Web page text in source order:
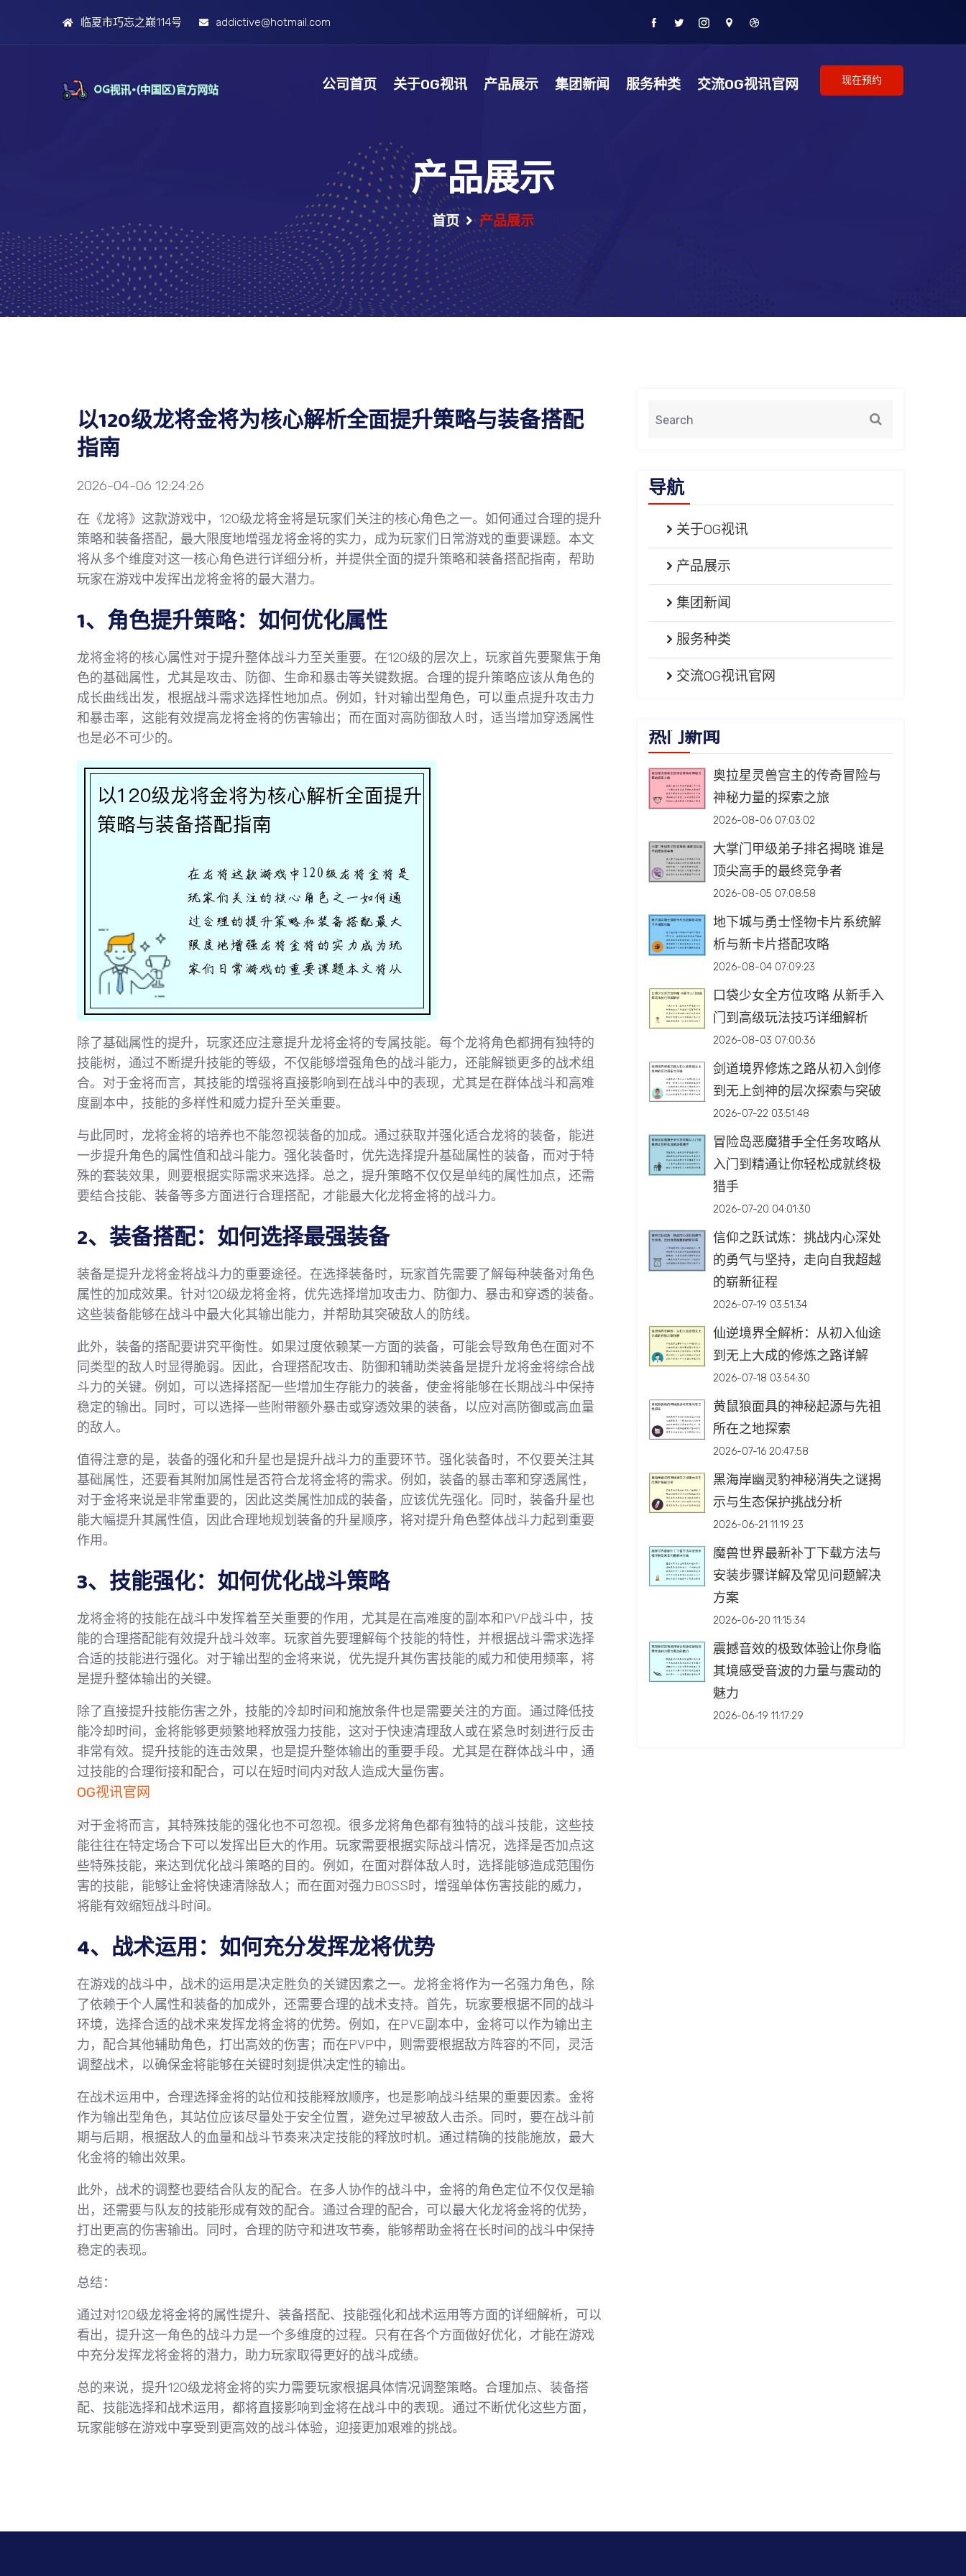
临夏市巧忘之巅114号 addictive@hotmail.com
公司首页 关于OG视讯 产品展示 集团新闻 服务种类 交流OG视讯官网 现在预约
产品展示
首页 产品展示
以120级龙将金将为核心解析全面提升策略与装备搭配
指南
2026-04-06 12:24:26
在《龙将》这款游戏中，120级龙将金将是玩家们关注的核心角色之一。如何通过合理的提升
策略和装备搭配，最大限度地增强龙将金将的实力，成为玩家们日常游戏的重要课题。本文
将从多个维度对这一核心角色进行详细分析，并提供全面的提升策略和装备搭配指南，帮助
玩家在游戏中发挥出龙将金将的最大潜力。
1、角色提升策略：如何优化属性
龙将金将的核心属性对于提升整体战斗力至关重要。在120级的层次上，玩家首先要聚焦于角
色的基础属性，尤其是攻击、防御、生命和暴击等关键数据。合理的提升策略应该从角色的
成长曲线出发，根据战斗需求选择性地加点。例如，针对输出型角色，可以重点提升攻击力
和暴击率，这能有效提高龙将金将的伤害输出；而在面对高防御敌人时，适当增加穿透属性
也是必不可少的。
除了基础属性的提升，玩家还应注意提升龙将金将的专属技能。每个龙将角色都拥有独特的
技能树，通过不断提升技能的等级，不仅能够增强角色的战斗能力，还能解锁更多的战术组
合。对于金将而言，其技能的增强将直接影响到在战斗中的表现，尤其是在群体战斗和高难
度副本中，技能的多样性和威力提升至关重要。
与此同时，龙将金将的培养也不能忽视装备的加成。通过获取并强化适合龙将的装备，能进
一步提升角色的属性值和战斗能力。强化装备时，优先选择提升基础属性的装备，而对于特
殊的套装效果，则要根据实际需求来选择。总之，提升策略不仅仅是单纯的属性加点，还需
要结合技能、装备等多方面进行合理搭配，才能最大化龙将金将的战斗力。
2、装备搭配：如何选择最强装备
装备是提升龙将金将战斗力的重要途径。在选择装备时，玩家首先需要了解每种装备对角色
属性的加成效果。针对120级龙将金将，优先选择增加攻击力、防御力、暴击和穿透的装备。
这些装备能够在战斗中最大化其输出能力，并帮助其突破敌人的防线。
此外，装备的搭配要讲究平衡性。如果过度依赖某一方面的装备，可能会导致角色在面对不
同类型的敌人时显得脆弱。因此，合理搭配攻击、防御和辅助类装备是提升龙将金将综合战
斗力的关键。例如，可以选择搭配一些增加生存能力的装备，使金将能够在长期战斗中保持
稳定的输出。同时，可以选择一些附带额外暴击或穿透效果的装备，以应对高防御或高血量
的敌人。
值得注意的是，装备的强化和升星也是提升战斗力的重要环节。强化装备时，不仅要关注其
基础属性，还要看其附加属性是否符合龙将金将的需求。例如，装备的暴击率和穿透属性，
对于金将来说是非常重要的，因此这类属性加成的装备，应该优先强化。同时，装备升星也
能大幅提升其属性值，因此合理地规划装备的升星顺序，将对提升角色整体战斗力起到重要
作用。
3、技能强化：如何优化战斗策略
龙将金将的技能在战斗中发挥着至关重要的作用，尤其是在高难度的副本和PVP战斗中，技
能的合理搭配能有效提升战斗效率。玩家首先要理解每个技能的特性，并根据战斗需求选择
合适的技能进行强化。对于输出型的金将来说，优先提升其伤害技能的威力和使用频率，将
是提升整体输出的关键。
除了直接提升技能伤害之外，技能的冷却时间和施放条件也是需要关注的方面。通过降低技
能冷却时间，金将能够更频繁地释放强力技能，这对于快速清理敌人或在紧急时刻进行反击
非常有效。提升技能的连击效果，也是提升整体输出的重要手段。尤其是在群体战斗中，通
过技能的合理衔接和配合，可以在短时间内对敌人造成大量伤害。
OG视讯官网
对于金将而言，其特殊技能的强化也不可忽视。很多龙将角色都有独特的战斗技能，这些技
能往往在特定场合下可以发挥出巨大的作用。玩家需要根据实际战斗情况，选择是否加点这
些特殊技能，来达到优化战斗策略的目的。例如，在面对群体敌人时，选择能够造成范围伤
害的技能，能够让金将快速清除敌人；而在面对强力BOSS时，增强单体伤害技能的威力，
将能有效缩短战斗时间。
4、战术运用：如何充分发挥龙将优势
在游戏的战斗中，战术的运用是决定胜负的关键因素之一。龙将金将作为一名强力角色，除
了依赖于个人属性和装备的加成外，还需要合理的战术支持。首先，玩家要根据不同的战斗
环境，选择合适的战术来发挥龙将金将的优势。例如，在PVE副本中，金将可以作为输出主
力，配合其他辅助角色，打出高效的伤害；而在PVP中，则需要根据敌方阵容的不同，灵活
调整战术，以确保金将能够在关键时刻提供决定性的输出。
在战术运用中，合理选择金将的站位和技能释放顺序，也是影响战斗结果的重要因素。金将
作为输出型角色，其站位应该尽量处于安全位置，避免过早被敌人击杀。同时，要在战斗前
期与后期，根据敌人的血量和战斗节奏来决定技能的释放时机。通过精确的技能施放，最大
化金将的输出效果。
此外，战术的调整也要结合队友的配合。在多人协作的战斗中，金将的角色定位不仅仅是输
出，还需要与队友的技能形成有效的配合。通过合理的配合，可以最大化龙将金将的优势，
打出更高的伤害输出。同时，合理的防守和进攻节奏，能够帮助金将在长时间的战斗中保持
稳定的表现。
总结：
通过对120级龙将金将的属性提升、装备搭配、技能强化和战术运用等方面的详细解析，可以
看出，提升这一角色的战斗力是一个多维度的过程。只有在各个方面做好优化，才能在游戏
中充分发挥龙将金将的潜力，助力玩家取得更好的战斗成绩。
总的来说，提升120级龙将金将的实力需要玩家根据具体情况调整策略。合理加点、装备搭
配、技能选择和战术运用，都将直接影响到金将在战斗中的表现。通过不断优化这些方面，
玩家能够在游戏中享受到更高效的战斗体验，迎接更加艰难的挑战。
导航
关于OG视讯
产品展示
集团新闻
服务种类
交流OG视讯官网
热门新闻
奥拉星灵兽宫主的传奇冒险与
神秘力量的探索之旅
2026-08-06 07:03:02
大掌门甲级弟子排名揭晓 谁是
顶尖高手的最终竞争者
2026-08-05 07:08:58
地下城与勇士怪物卡片系统解
析与新卡片搭配攻略
2026-08-04 07:09:23
口袋少女全方位攻略 从新手入
门到高级玩法技巧详细解析
2026-08-03 07:00:36
剑道境界修炼之路从初入剑修
到无上剑神的层次探索与突破
2026-07-22 03:51:48
冒险岛恶魔猎手全任务攻略从
入门到精通让你轻松成就终极
猎手
2026-07-20 04:01:30
信仰之跃试炼：挑战内心深处
的勇气与坚持，走向自我超越
的崭新征程
2026-07-19 03:51:34
仙逆境界全解析：从初入仙途
到无上大成的修炼之路详解
2026-07-18 03:54:30
黄鼠狼面具的神秘起源与先祖
所在之地探索
2026-07-16 20:47:58
黑海岸幽灵豹神秘消失之谜揭
示与生态保护挑战分析
2026-06-21 11:19:23
魔兽世界最新补丁下载方法与
安装步骤详解及常见问题解决
方案
2026-06-20 11:15:34
震撼音效的极致体验让你身临
其境感受音波的力量与震动的
魅力
2026-06-19 11:17:29